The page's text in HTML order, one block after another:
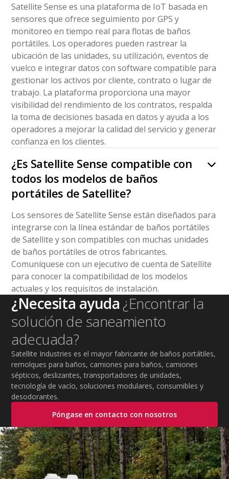
Satellite Sense es una plataforma de IoT basada en
sensores que ofrece seguimiento por GPS y
monitoreo en tiempo real para flotas de baños
portátiles. Los operadores pueden rastrear la
ubicación de las unidades, su utilización, eventos de
vuelco e integrar datos con software compatible para
gestionar los activos por cliente, contrato o lugar de
trabajo. La plataforma proporciona una mayor
visibilidad del rendimiento de los contratos, respalda
la toma de decisiones basada en datos y ayuda a los
operadores a mejorar la calidad del servicio y generar
confianza en los clientes.
¿Es Satellite Sense compatible con
todos los modelos de baños
portátiles de Satellite?
Los sensores de Satellite Sense están diseñados para
integrarse con la línea estándar de baños portátiles
de Satellite y son compatibles con muchas unidades
de baños portátiles de otros fabricantes.
Comuníquese con un ejecutivo de cuenta de Satellite
para conocer la compatibilidad de los modelos
actuales y los requisitos de instalación.
¿Necesita ayuda¿Encontrar la
solución de saneamiento
adecuada?
Satellite Industries es el mayor fabricante de baños portátiles,
remolques para baños, camiones para baños, camiones
sépticos, deslizantes, transportadores de unidades,
tecnología de vacío, soluciones modulares, consumibles y
desodorantes.
Póngase en contacto con nosotros